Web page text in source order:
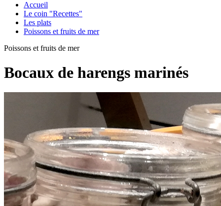
Accueil
Le coin "Recettes"
Les plats
Poissons et fruits de mer
Poissons et fruits de mer
Bocaux de harengs marinés